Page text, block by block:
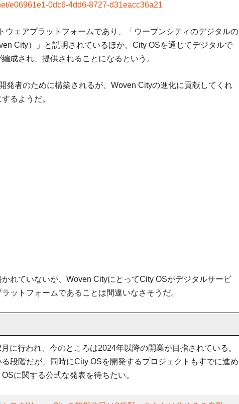
e06961e1-0dc6-4dd6-8727-d31eacc36a21
ウェアプラットフォームであり、「ウーブンシティのデジタルの
City）」と説明されているほか、City OSを通じてデジタルで
成され、提供されることになるという。
発者のために構築されるが、Woven Cityの進化に貢献してくれ
るようだ。
れていないが、Woven CityにとってCity OSがデジタルサービ
ットフォームであることは間違いなさそうだ。
に行われ、今のところは2024年以降の開業が目指されている。
段階だが、同時にCity OSを開発するプロジェクトもすでに進め
に関する公式な発表を待ちたい。